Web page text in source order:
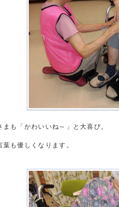
まも「かわいいね～」と大喜び。
も優しくなります。